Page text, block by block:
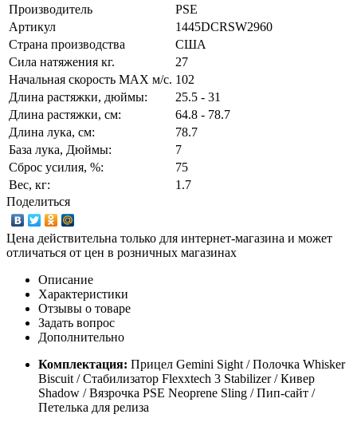
Производитель
PSE
Артикул
1445DCRSW2960
Страна производства
США
Сила натяжения кг.
27
Начальная скорость MAX м/c. 102
Длина растяжки, дюймы:
25.5 - 31
Длина растяжки, cм:
64.8 - 78.7
Длина лука, см:
78.7
База лука, Дюймы:
7
Сброс усилия, %:
75
Вес, кг:
1.7
Поделиться
Цена действительна только для интернет-магазина и может
отличаться от цен в розничных магазинах
Описание
Характеристики
Отзывы о товаре
Задать вопрос
Дополнительно
Комплектация: Прицел Gemini Sight / Полочка Whisker
Biscuit / Стабилизатор Flexxtech 3 Stabilizer / Кивер
Shadow / Вязрочка PSE Neoprene Sling / Пип-сайт /
Петелька для релиза